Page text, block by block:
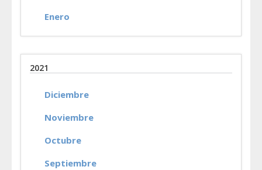
Enero
2021
Diciembre
Noviembre
Octubre
Septiembre